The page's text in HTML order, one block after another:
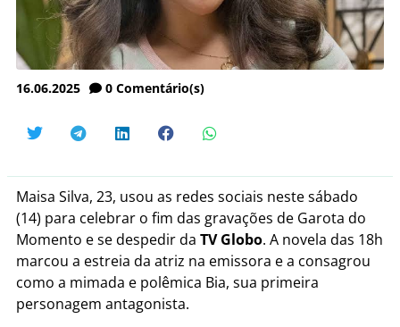
16.06.2025 0 Comentário(s)
Maisa Silva, 23, usou as redes sociais neste sábado
(14) para celebrar o fim das gravações de Garota do
Momento e se despedir da TV Globo. A novela das 18h
marcou a estreia da atriz na emissora e a consagrou
como a mimada e polêmica Bia, sua primeira
personagem antagonista.